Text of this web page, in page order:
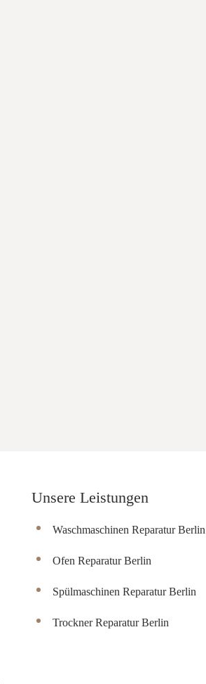
Unsere Leistungen
Waschmaschinen Reparatur Berlin
Ofen Reparatur Berlin
Spülmaschinen Reparatur Berlin
Trockner Reparatur Berlin